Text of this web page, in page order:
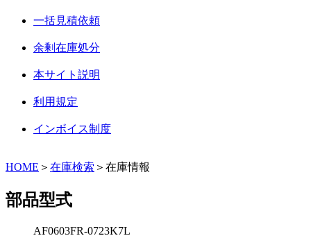
一括見積依頼
余剰在庫処分
本サイト説明
利用規定
インボイス制度
HOME ＞ 在庫検索 ＞在庫情報
部品型式
AF0603FR-0723K7L